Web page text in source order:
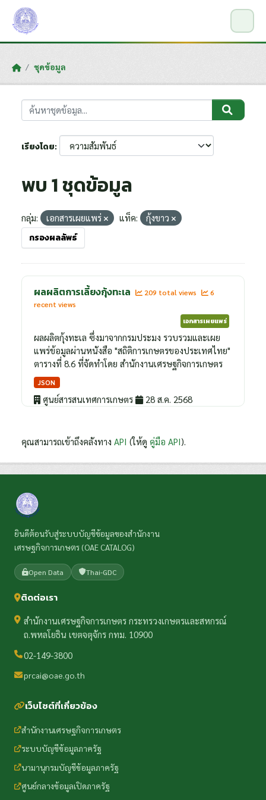
Skip to main content
ชุดข้อมูล
เรียงโดย
พบ 1 ชุดข้อมูล
กลุ่ม: เอกสารเผยแพร่ แท็ค: กุ้งขาว
กรองผลลัพธ์
ผลผลิตการเลี้ยงกุ้งทะเล 209 total views
6
recent views
เอกสารเผยแพร่
ผลผลิตกุ้งทะเล ซึ่งมาจากกรมประมง รวบรวมและเผย
แพร่ข้อมูลผ่านหนังสือ "สถิติการเกษตรของประเทศไทย"
ตารางที่ 8.6 ที่จัดทำโดย สำนักงานเศรษฐกิจการเกษตร
JSON
ศูนย์สารสนเทศการเกษตร 28 ส.ค. 2568
คุณสามารถเข้าถึงคลังทาง API (ให้ดู คู่มือ API).
ยินดีต้อนรับสู่ระบบบัญชีข้อมูลของสำนักงาน
เศรษฐกิจการเกษตร (OAE CATALOG)
Open Data Thai-GDC
ติดต่อเรา
สำนักงานเศรษฐกิจการเกษตร กระทรวงเกษตรและสหกรณ์
ถ.พหลโยธิน เขตจตุจักร กทม. 10900
02-149-3800
prcai@oae.go.th
เว็บไซต์ที่เกี่ยวข้อง
สำนักงานเศรษฐกิจการเกษตร
ระบบบัญชีข้อมูลภาครัฐ
นามานุกรมบัญชีข้อมูลภาครัฐ
ศูนย์กลางข้อมูลเปิดภาครัฐ